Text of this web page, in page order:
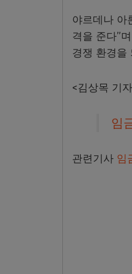
야르데나 아
격을 준다”
경쟁 환경을
<김상목 기
임
관련기사 임